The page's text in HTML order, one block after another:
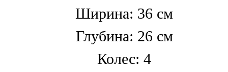
Ширина: 36 см
Глубина: 26 см
Колес: 4